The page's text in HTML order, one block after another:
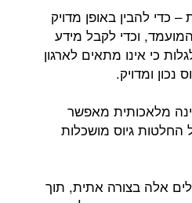
כדי להבין באופן מדויק
וכדי לקבל מידע
כי אינו מתאים לארגון
נכון ומדויק.
מלאכותית מאפשר
גיוס מושכלות
אלה בצורה אתית, תוך